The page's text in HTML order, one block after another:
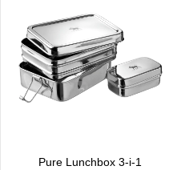
Pure Lunchbox 3-i-1